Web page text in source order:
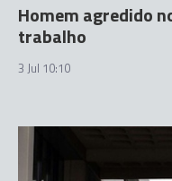
Homem agredido
trabalho
3 Jul 10:10